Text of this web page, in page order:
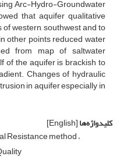
Arc-Hydro-Groundwater
that aquifer qualitative
western, southwest and to
other points reduced water
from map of saltwater
of the aquifer is brackish to
Changes of hydraulic
in aquifer especially in
کلیدواژه‌ها[English]
Resistance method